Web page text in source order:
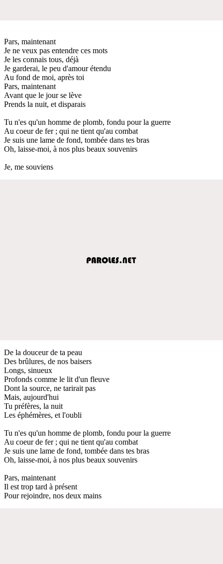
Pars, maintenant
Je ne veux pas entendre ces mots
Je les connais tous, déjà
Je garderai, le peu d'amour étendu
Au fond de moi, après toi
Pars, maintenant
Avant que le jour se lève
Prends la nuit, et disparais
Tu n'es qu'un homme de plomb, fondu pour la guerre
Au coeur de fer ; qui ne tient qu'au combat
Je suis une lame de fond, tombée dans tes bras
Oh, laisse-moi, à nos plus beaux souvenirs
Je, me souviens
De la douceur de ta peau
Des brûlures, de nos baisers
Longs, sinueux
Profonds comme le lit d'un fleuve
Dont la source, ne tarirait pas
Mais, aujourd'hui
Tu préfères, la nuit
Les éphémères, et l'oubli
Tu n'es qu'un homme de plomb, fondu pour la guerre
Au coeur de fer ; qui ne tient qu'au combat
Je suis une lame de fond, tombée dans tes bras
Oh, laisse-moi, à nos plus beaux souvenirs
Pars, maintenant
Il est trop tard à présent
Pour rejoindre, nos deux mains